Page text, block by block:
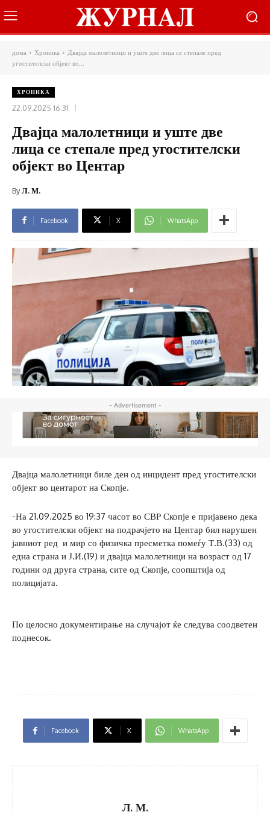
дома Хроника
Двајца малолетници и уште две лица се степале пред
угостителски објект во...
ХРОНИКА
22.09.2025 16:31
Двајца малолетници и уште две
лица се степале пред угостителски
објект во Центар
ByЛ. М.
Facebook X WhatsApp
- Advertisement -
Двајца малолетници биле ден од инцидент пред угостителски
објект во центарот на Скопје.
-На 21.09.2025 во 19:37 часот во СВР Скопје е пријавено дека
во угостителски објект на подрачјето на Центар бил нарушен
јавниот ред и мир со физичка пресметка помеѓу Т.В.(33) од
една страна и Ј.И.(19) и двајца малолетници на возраст од 17
години од друга страна, сите од Скопје, соопштија од
полицијата.
По целосно документирање на случајот ќе следува соодветен
поднесок.
Facebook X WhatsApp
Л. М.